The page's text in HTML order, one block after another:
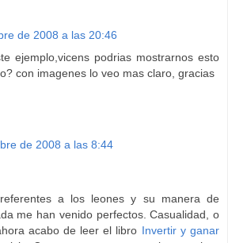
de 2008 a las 20:46
ejemplo,vicens podrias mostrarnos esto
con imagenes lo veo mas claro, gracias
de 2008 a las 8:44
a los leones y su manera de
me han venido perfectos. Casualidad, o
acabo de leer el libro Invertir y ganar